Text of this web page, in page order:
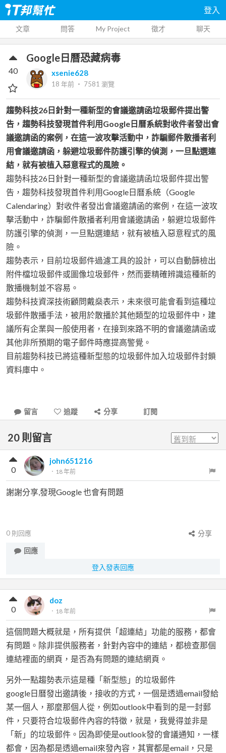
登入
文章 問答 My Project 徵才 聊天
Google日曆恐藏病毒
xsenie628
18 年前 ‧ 7581 瀏覽
40
趨勢科技26日針對一種新型的會議邀請函垃圾郵件提出警
告，趨勢科技發現首件利用Google日曆系統對收件者發出會
議邀請函的案例，在這一波攻擊活動中，詐騙郵件散播者利
用會議邀請函，躲避垃圾郵件防護引擎的偵測，一旦點選連
結，就有被植入惡意程式的風險。
趨勢科技26日針對一種新型的會議邀請函垃圾郵件提出警
告，趨勢科技發現首件利用Google日曆系統（Google
Calendaring）對收件者發出會議邀請函的案例，在這一波攻
擊活動中，詐騙郵件散播者利用會議邀請函，躲避垃圾郵件
防護引擎的偵測，一旦點選連結，就有被植入惡意程式的風
險。
趨勢表示，目前垃圾郵件過濾工具的設計，可以自動篩檢出
附件檔垃圾郵件或圖像垃圾郵件，然而要精確辨識這種新的
散播機制並不容易。
趨勢科技資深技術顧問戴燊表示，未來很可能會看到這種垃
圾郵件散播手法，被用於散播於其他類型的垃圾郵件中，建
議所有企業與一般使用者，在接到來路不明的會議邀請函或
其他非所預期的電子郵件時應提高警覺。
目前趨勢科技已將這種新型態的垃圾郵件加入垃圾郵件封鎖
資料庫中。
留言 追蹤 分享 訂閱
20 則留言
john651216
． 18 年前
0
謝謝分享,發現Google 也會有問題
0 則回應
分享
回應
登入發表回應
doz
． 18 年前
0
這個問題大概就是，所有提供「超連結」功能的服務，都會
有問題。除非提供服務者，針對內容中的連結，都檢查那個
連結裡面的網頁，是否為有問題的連結網頁。
另外一點趨勢表示這是種「新型態」的垃圾郵件
google日曆發出邀請後，接收的方式，一個是透過email發給
某一個人，那麼那個人從，例如outlook中看到的是一封郵
件，只要符合垃圾郵件內容的特徵，就是，我覺得並非是
「新」的垃圾郵件。因為即使是outlook發的會議通知，一樣
都會，因為都是透過email來發內容，其實都是email，只是